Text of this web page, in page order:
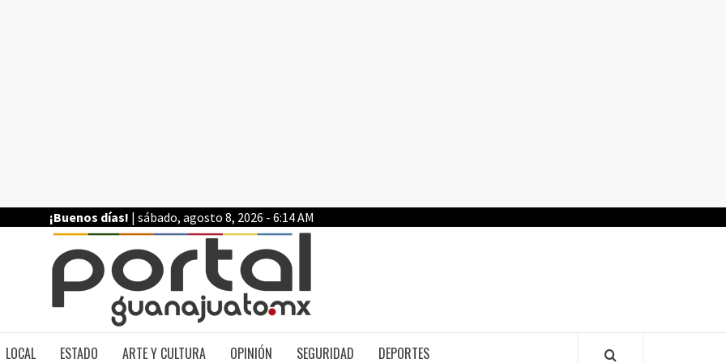
¡Buenos días! | sábado, agosto 8, 2026 - 6:14 AM
LOCAL ESTADO ARTE Y CULTURA OPINIÓN SEGURIDAD DEPORTES